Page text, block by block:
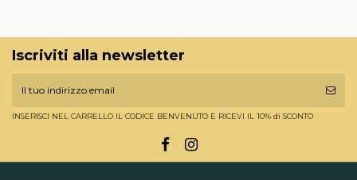
Iscriviti alla newsletter
INSERISCI NEL CARRELLO IL CODICE BENVENUTO E RICEVI IL 10% di SCONTO